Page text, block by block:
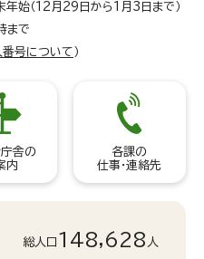
年始（12月29日から1月3日まで）
まで
番号について ）
舎の
内
各課の
仕事・連絡先
総人口 148,628 人